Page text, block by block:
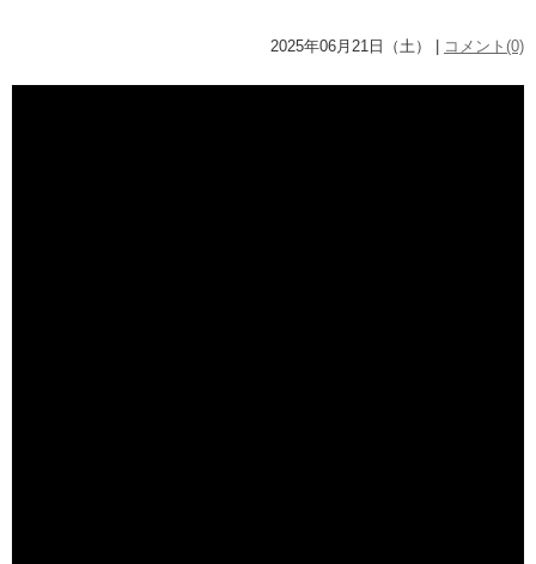
2025年06月21日（土） | コメント(0)